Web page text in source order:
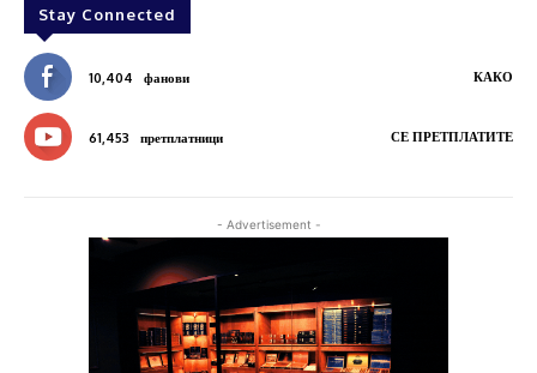
Stay Connected
10,404 фанови КАКО
61,453 претплатници СЕ ПРЕТПЛАТИТЕ
- Advertisement -